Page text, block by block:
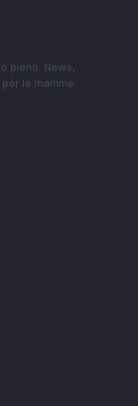
pieno. News,
le mamme.